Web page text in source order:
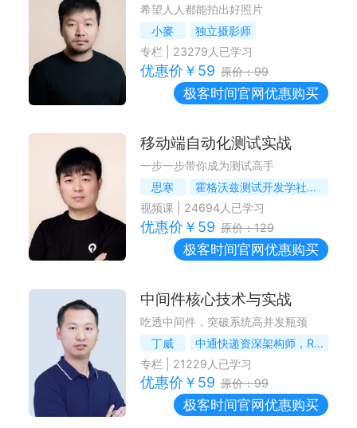
希望人人都能拍出好照片
小麥
独立摄影师
专栏
23279 人已学习
优惠价￥ 59 原价：99
极客时间官网优惠购买
移动端自动化测试实战
一步一步带你成为测试高手
思寒
霍格沃兹测试开发学社创始人
视频课| 24694人已学习
优惠价￥ 59 原价：129
极客时间官网优惠购买
中间件核心技术与实战
吃透中间件，突破系统高并发瓶颈
丁威
中通快递资深架构师，RocketMQ社区首席布道师
专栏
21229 人已学习
优惠价￥ 59 原价：99
极客时间官网优惠购买